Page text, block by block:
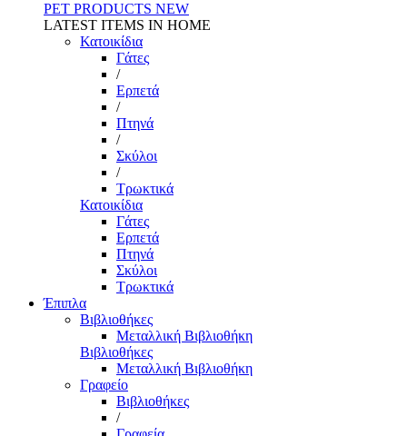
PET PRODUCTS NEW
LATEST ITEMS IN HOME
Κατοικίδια
Γάτες
/
Ερπετά
/
Πτηνά
/
Σκύλοι
/
Τρωκτικά
Κατοικίδια
Γάτες
Ερπετά
Πτηνά
Σκύλοι
Τρωκτικά
Έπιπλα
Βιβλιοθήκες
Μεταλλική Βιβλιοθήκη
Βιβλιοθήκες
Μεταλλική Βιβλιοθήκη
Γραφείο
Βιβλιοθήκες
/